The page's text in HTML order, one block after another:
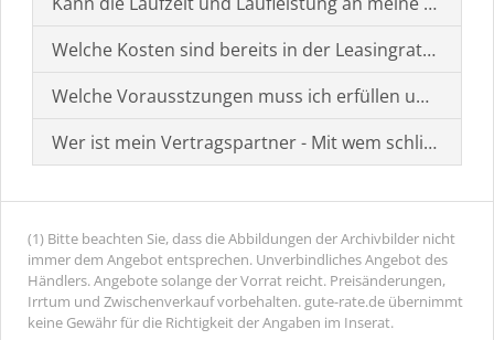
Welche Kosten sind bereits in der Leasingrate
Welche Vorausstzungen muss ich erfüllen um einen
Wer ist mein Vertragspartner - Mit wem schließe ich
(1) Bitte beachten Sie, dass die Abbildungen der Archivbilder nicht
immer dem Angebot entsprechen. Unverbindliches Angebot des
Händlers. Angebote solange der Vorrat reicht. Preisänderungen,
Irrtum und Zwischenverkauf vorbehalten. gute-rate.de übernimmt
keine Gewähr für die Richtigkeit der Angaben im Inserat.